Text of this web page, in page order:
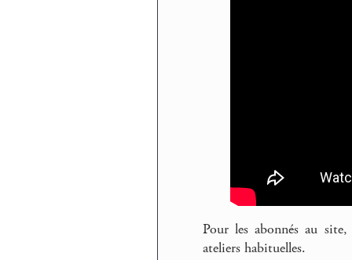
Pour les abonnés au
ateliers habituelles.